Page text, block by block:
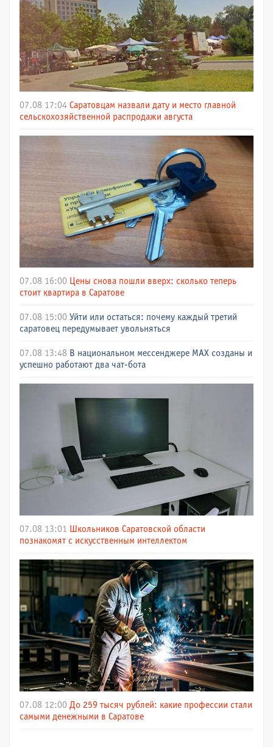
07.08 17:04 Саратовцам назвали дату и место главной
сельскохозяйственной распродажи августа
07.08 16:00 Цены снова пошли вверх: сколько теперь
стоит квартира в Саратове
07.08 15:00 Уйти или остаться: почему каждый третий
саратовец передумывает увольняться
07.08 13:48 В национальном мессенджере МАХ созданы и
успешно работают два чат-бота
07.08 13:01 Школьников Саратовской области
познакомят с искусственным интеллектом
07.08 12:00 До 259 тысяч рублей: какие профессии стали
самыми денежными в Саратове